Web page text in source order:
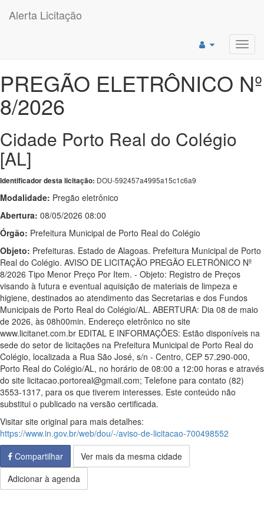
Alerta Licitação
PREGÃO ELETRÔNICO Nº
8/2026
Cidade Porto Real do Colégio
[AL]
Identificador desta licitação: DOU-592457a4995a15c1c6a9
Modalidade: Pregão eletrônico
Abertura: 08/05/2026 08:00
Órgão: Prefeitura Municipal de Porto Real do Colégio
Objeto: Prefeituras. Estado de Alagoas. Prefeitura Municipal de Porto
Real do Colégio. AVISO DE LICITAÇÃO PREGÃO ELETRÔNICO Nº
8/2026 Tipo Menor Preço Por Item. - Objeto: Registro de Preços
visando à futura e eventual aquisição de materiais de limpeza e
higiene, destinados ao atendimento das Secretarias e dos Fundos
Municipais de Porto Real do Colégio/AL. ABERTURA: Dia 08 de maio
de 2026, às 08h00min. Endereço eletrônico no site
www.licitanet.com.br EDITAL E INFORMAÇÕES: Estão disponíveis na
sede do setor de licitações na Prefeitura Municipal de Porto Real do
Colégio, localizada a Rua São José, s/n - Centro, CEP 57.290-000,
Porto Real do Colégio/AL, no horário de 08:00 a 12:00 horas e através
do site licitacao.portoreal@gmail.com; Telefone para contato (82)
3553-1317, para os que tiverem interesses. Este conteúdo não
substitui o publicado na versão certificada.
Visitar site original para mais detalhes:
https://www.in.gov.br/web/dou/-/aviso-de-licitacao-700498552
Compartilhar
Ver mais da mesma cidade
Adicionar à agenda